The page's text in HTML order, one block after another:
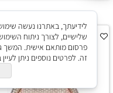
שבוע מבצעים
שלישיים, לצורך ניתוח
פרסום מותאם אישית.
זה. לפרטים נוספים ניתן